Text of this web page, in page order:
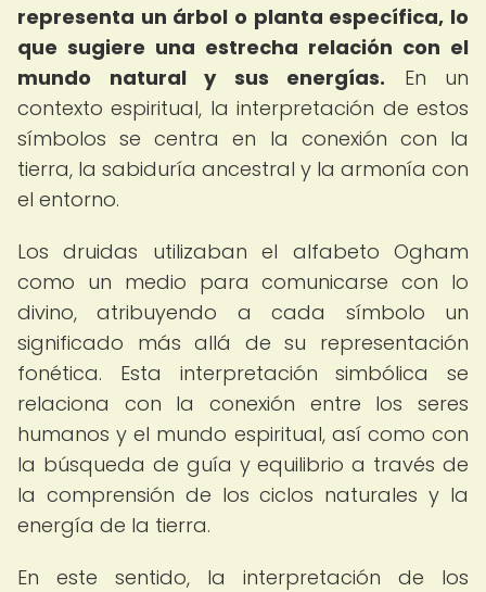
representa un árbol o planta específica, lo
que sugiere una estrecha relación con el
mundo natural y sus energías. En un
contexto espiritual, la interpretación de estos
símbolos se centra en la conexión con la
tierra, la sabiduría ancestral y la armonía con
el entorno.
Los druidas utilizaban el alfabeto Ogham
como un medio para comunicarse con lo
divino, atribuyendo a cada símbolo un
significado más allá de su representación
fonética. Esta interpretación simbólica se
relaciona con la conexión entre los seres
humanos y el mundo espiritual, así como con
la búsqueda de guía y equilibrio a través de
la comprensión de los ciclos naturales y la
energía de la tierra.
En este sentido, la interpretación de los